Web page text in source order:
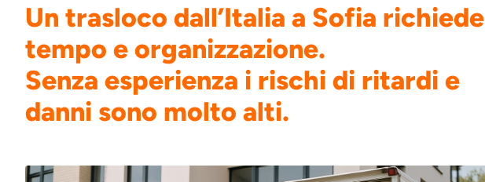
Un trasloco dall’Italia a Sofia richiede
tempo e organizzazione.
Senza esperienza i rischi di ritardi e
danni sono molto alti.